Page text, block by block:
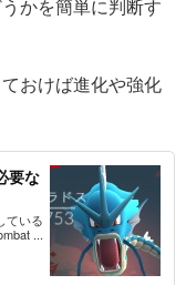
かを簡単に判断す
おけば進化や強化
要な
ている
...